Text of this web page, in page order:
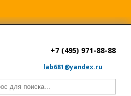
+7 (495) 971-88-88
lab681@yandex.ru